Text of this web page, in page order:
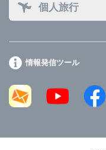
個人旅行
情報発信ツール